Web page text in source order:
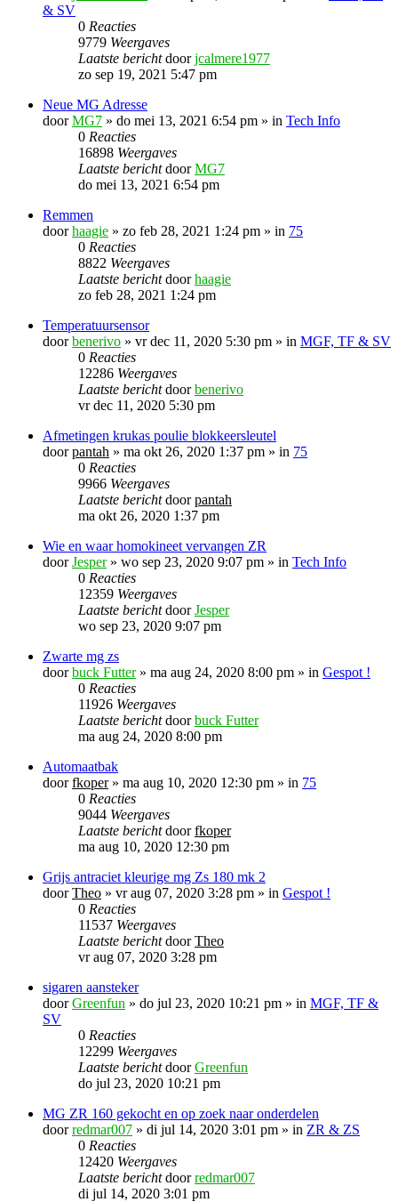
& SV
0 Reacties
9779 Weergaves
Laatste berichtdoorjcalmere1977
zo sep 19, 2021 5:47 pm
Neue MG Adresse
doorMG7 » do mei 13, 2021 6:54 pm » in Tech Info
0 Reacties
16898 Weergaves
Laatste berichtdoorMG7
do mei 13, 2021 6:54 pm
Remmen
doorhaagie » zo feb 28, 2021 1:24 pm » in 75
0 Reacties
8822 Weergaves
Laatste berichtdoorhaagie
zo feb 28, 2021 1:24 pm
Temperatuursensor
doorbenerivo » vr dec 11, 2020 5:30 pm » in MGF, TF & SV
0 Reacties
12286 Weergaves
Laatste berichtdoorbenerivo
vr dec 11, 2020 5:30 pm
Afmetingen krukas poulie blokkeersleutel
doorpantah » ma okt 26, 2020 1:37 pm » in 75
0 Reacties
9966 Weergaves
Laatste berichtdoorpantah
ma okt 26, 2020 1:37 pm
Wie en waar homokineet vervangen ZR
doorJesper» wo sep 23, 2020 9:07 pm » in Tech Info
0 Reacties
12359 Weergaves
Laatste berichtdoorJesper
wo sep 23, 2020 9:07 pm
Zwarte mg zs
doorbuck Futter» ma aug 24, 2020 8:00 pm » in Gespot !
0 Reacties
11926 Weergaves
Laatste berichtdoorbuck Futter
ma aug 24, 2020 8:00 pm
Automaatbak
doorfkoper» ma aug 10, 2020 12:30 pm » in 75
0 Reacties
9044 Weergaves
Laatste berichtdoorfkoper
ma aug 10, 2020 12:30 pm
Grijs antraciet kleurige mg Zs 180 mk 2
doorTheo » vr aug 07, 2020 3:28 pm » in Gespot !
0 Reacties
11537 Weergaves
Laatste berichtdoorTheo
vr aug 07, 2020 3:28 pm
sigaren aansteker
doorGreenfun » do jul 23, 2020 10:21 pm » in MGF, TF &
SV
0 Reacties
12299 Weergaves
Laatste berichtdoorGreenfun
do jul 23, 2020 10:21 pm
MG ZR 160 gekocht en op zoek naar onderdelen
doorredmar007 » di jul 14, 2020 3:01 pm » in ZR & ZS
0 Reacties
12420 Weergaves
Laatste berichtdoorredmar007
di jul 14, 2020 3:01 pm